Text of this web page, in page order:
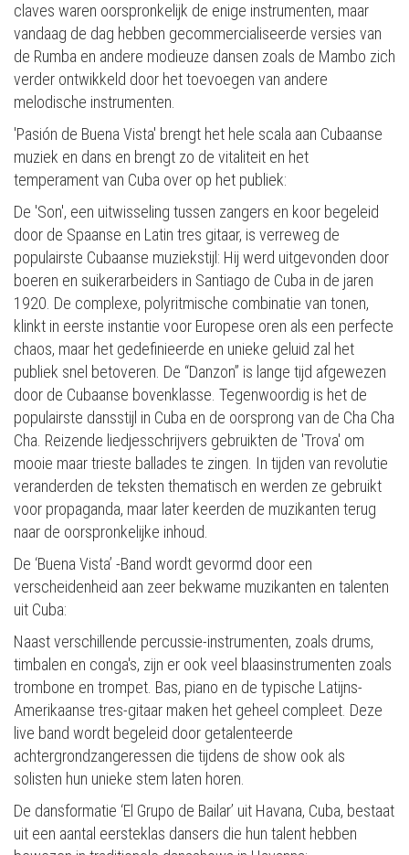
claves waren oorspronkelijk de enige instrumenten, maar
vandaag de dag hebben gecommercialiseerde versies van
de Rumba en andere modieuze dansen zoals de Mambo zich
verder ontwikkeld door het toevoegen van andere
melodische instrumenten.
'Pasión de Buena Vista' brengt het hele scala aan Cubaanse
muziek en dans en brengt zo de vitaliteit en het
temperament van Cuba over op het publiek:
De 'Son', een uitwisseling tussen zangers en koor begeleid
door de Spaanse en Latin tres gitaar, is verreweg de
populairste Cubaanse muziekstijl: Hij werd uitgevonden door
boeren en suikerarbeiders in Santiago de Cuba in de jaren
1920. De complexe, polyritmische combinatie van tonen,
klinkt in eerste instantie voor Europese oren als een perfecte
chaos, maar het gedefinieerde en unieke geluid zal het
publiek snel betoveren. De “Danzon” is lange tijd afgewezen
door de Cubaanse bovenklasse. Tegenwoordig is het de
populairste dansstijl in Cuba en de oorsprong van de Cha Cha
Cha. Reizende liedjesschrijvers gebruikten de 'Trova' om
mooie maar trieste ballades te zingen. In tijden van revolutie
veranderden de teksten thematisch en werden ze gebruikt
voor propaganda, maar later keerden de muzikanten terug
naar de oorspronkelijke inhoud.
De ‘Buena Vista’ -Band wordt gevormd door een
verscheidenheid aan zeer bekwame muzikanten en talenten
uit Cuba:
Naast verschillende percussie-instrumenten, zoals drums,
timbalen en conga's, zijn er ook veel blaasinstrumenten zoals
trombone en trompet. Bas, piano en de typische Latijns-
Amerikaanse tres-gitaar maken het geheel compleet. Deze
live band wordt begeleid door getalenteerde
achtergrondzangeressen die tijdens de show ook als
solisten hun unieke stem laten horen.
De dansformatie ‘El Grupo de Bailar’ uit Havana, Cuba, bestaat
uit een aantal eersteklas dansers die hun talent hebben